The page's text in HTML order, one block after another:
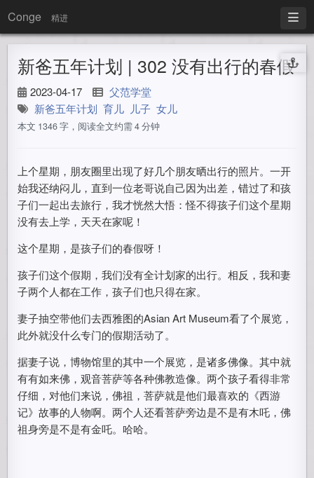
Conge 精进
新爸五年计划 | 302 没有出行的春假
2023-04-17
父范学堂
新爸五年计划 育儿 儿子 女儿
本文 1346 字，阅读全文约需 4 分钟
上个星期，朋友圈里出现了好几个朋友晒出行的照片。一开
始我还纳闷儿，直到一位老哥说自己因为出差，错过了和孩
子们一起出去旅行，我才恍然大悟：怪不得孩子们这个星期
没有去上学，天天在家呢！
这个星期，是孩子们的春假呀！
孩子们这个假期，我们没有全计划家的出行。相反，我和妻
子两个人都在工作，孩子们也只得在家。
妻子抽空带他们去西雅图的Asian Art Museum看了个展览，
此外就没什么专门的假期活动了。
据妻子说，博物馆里的其中一个展览，是诸多佛像。其中就
有有如来佛，观音菩萨等各种佛教造像。两个孩子看得非常
仔细，对他们来说，佛祖，菩萨就是他们最喜欢的《西游
记》故事的人物啊。两个人还看菩萨旁边是不是有木吒，佛
祖身旁是不是有金吒。哈哈。